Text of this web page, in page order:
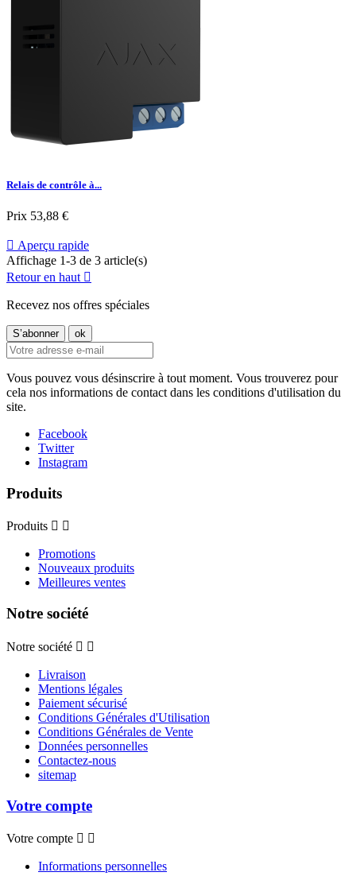
Relais de contrôle à...
Prix 53,88 €
 Aperçu rapide
Affichage 1-3 de 3 article(s)
Retour en haut 
Recevez nos offres spéciales
Vous pouvez vous désinscrire à tout moment. Vous trouverez pour
cela nos informations de contact dans les conditions d'utilisation du
site.
Facebook
Twitter
Instagram
Produits
Produits  
Promotions
Nouveaux produits
Meilleures ventes
Notre société
Notre société  
Livraison
Mentions légales
Paiement sécurisé
Conditions Générales d'Utilisation
Conditions Générales de Vente
Données personnelles
Contactez-nous
sitemap
Votre compte
Votre compte  
Informations personnelles